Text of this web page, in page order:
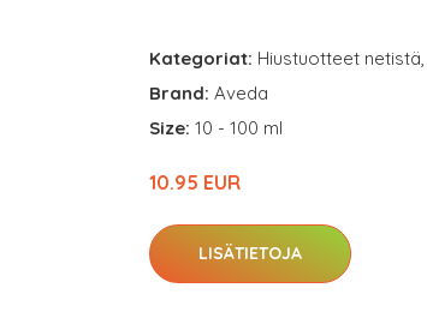
Kategoriat: Hiustuotteet netistä,
Brand: Aveda
Size: 10 - 100 ml
10.95 EUR
LISÄTIETOJA